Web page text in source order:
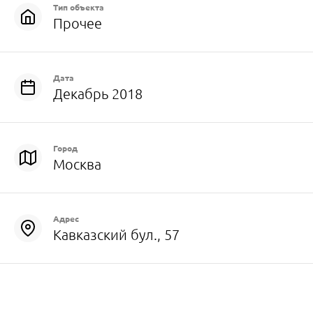
Тип объекта
Прочее
Дата
Декабрь 2018
Город
Москва
Адрес
Кавказский бул., 57